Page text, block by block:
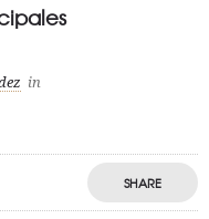
in
SHARE